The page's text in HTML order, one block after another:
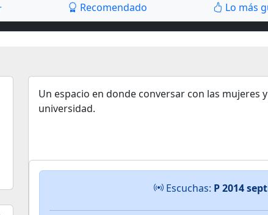
Recomendado Lo más
Un espacio en donde conversar con las
universidad.
Escuchas: P 2014